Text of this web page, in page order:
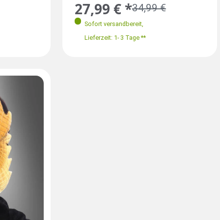
34,99 €
27,99 € *
Sofort versandbereit,
Lieferzeit: 1- 3 Tage **